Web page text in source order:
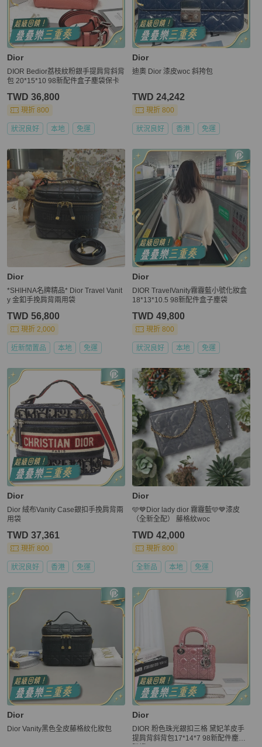
Dior
DIOR Bedior荔枝紋粉銀手提肩背斜背
包 20*15*10 98新配件盒子塵袋保卡
TWD 36,800
現折 800
狀況良好 本地 免運
Dior
迪奧 Dior 漆皮woc 斜挎包
TWD 24,242
現折 800
狀況良好 香港 免運
Dior
*SHIHNA名牌精品* Dior Travel Vanit
y 金釦手挽肩背兩用袋
TWD 56,800
現折 2,000
近新閒置品 本地 免運
Dior
DIOR TraveIVanity霧霾藍小號化妝盒
18*13*10.5 98新配件盒子塵袋
TWD 49,800
現折 800
狀況良好 本地 免運
Dior
Dior 絨布Vanity Case銀扣手挽肩背兩
用袋
TWD 37,361
現折 800
狀況良好 香港 免運
Dior
🩵💙Dior lady dior 霧霾藍🩵💙漆皮
（全新全配） 藤格紋woc
TWD 42,000
現折 800
全新品 本地 免運
Dior
Dior Vanity黑色全皮藤格紋化妝包
Dior
DIOR 粉色珠光銀扣三格 黛妃羊皮手
提肩背斜背包17*14*7 98新配件塵袋